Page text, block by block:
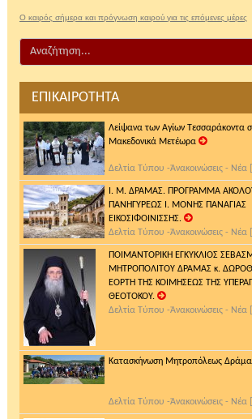
Ο καιρός σήμερα και πρόγνωση καιρού για τις επόμενες μέρες
ΕΠΙΚΑΙΡΟΤΗΤΑ
Λείψανα των Αγίων Τεσσαράκοντα
Μακεδονικά Μετέωρα
Δελτία Τύπου -Ἀνακοινώσεις - Νέα
Ι. Μ. ΔΡΑΜΑΣ. ΠΡΟΓΡΑΜΜΑ
ΠΑΝΗΓΥΡΕΩΣ Ι. ΜΟΝΗΣ ΠΑΝΑΓΙΑΣ
ΕΙΚΟΣΙΦΟΙΝΙΣΣΗΣ.
Δελτία Τύπου -Ἀνακοινώσεις - Νέα
ΠΟΙΜΑΝΤΟΡΙΚΗ ΕΓΚΥΚΛΙΟΣ
ΜΗΤΡΟΠΟΛΙΤΟΥ ΔΡΑΜΑΣ κ.
ΕΟΡΤΗ ΤΗΣ ΚΟΙΜΗΣΕΩΣ ΤΗΣ
ΘΕΟΤΟΚΟΥ.
Δελτία Τύπου -Ἀνακοινώσεις - Νέα
Κατασκήνωση Μητροπόλεως
Δελτία Τύπου -Ἀνακοινώσεις - Νέα